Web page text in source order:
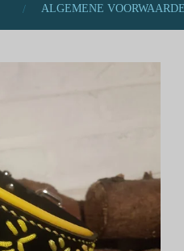
ALGEMENE